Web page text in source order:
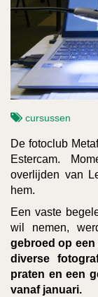
cursussen
De fotoclub
Estercam.
overlijden van
hem.
Een vaste
wil nemen,
gebroed op een
diverse
praten en een
vanaf januari.